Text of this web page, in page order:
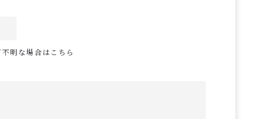
明な場合はこちら